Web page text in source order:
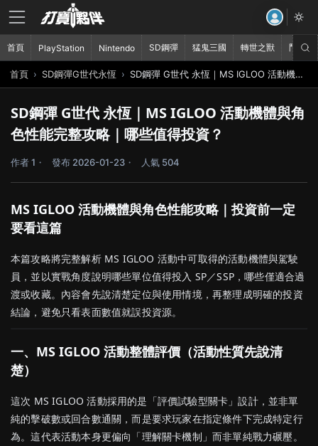
首頁 SD鋼彈G世代永恆 SD鋼彈 G世代 永恆｜MS IGLOO 活動機體與角色性能完整攻略｜哪些值得投資？
SD鋼彈 G世代 永恆｜MS IGLOO 活動機體與角
色性能完整攻略｜哪些值得投資？
作者 1 發布 2026-01-23 人氣 504
MS IGLOO 活動機體與角色性能攻略｜投資前一定
要看這篇
本篇攻略將完整解析 MS IGLOO 活動中可取得的活動機體與駕駛
員，並以實戰角度說明哪些單位值得投入 SP／SSP，哪些僅適合過
渡或收藏。內容會先說清楚定位與使用情境，再整理成明確的投資
結論，避免只看表面數值就誤投資源。
一、MS IGLOO 活動整體評價（活動性質先說清
楚）
這次 MS IGLOO 活動採用的是「評價試驗型關卡」設計，並非單
純的擊破數或回合數通關，而是要求玩家在指定條件下完成特定行
為。這代表活動本身更偏向「理解關卡機制」而非單純戰力碾壓。
首頁 PlayStation Nintendo SD鋼彈 猛鬼三國 轉世之獸 鬥破蒼